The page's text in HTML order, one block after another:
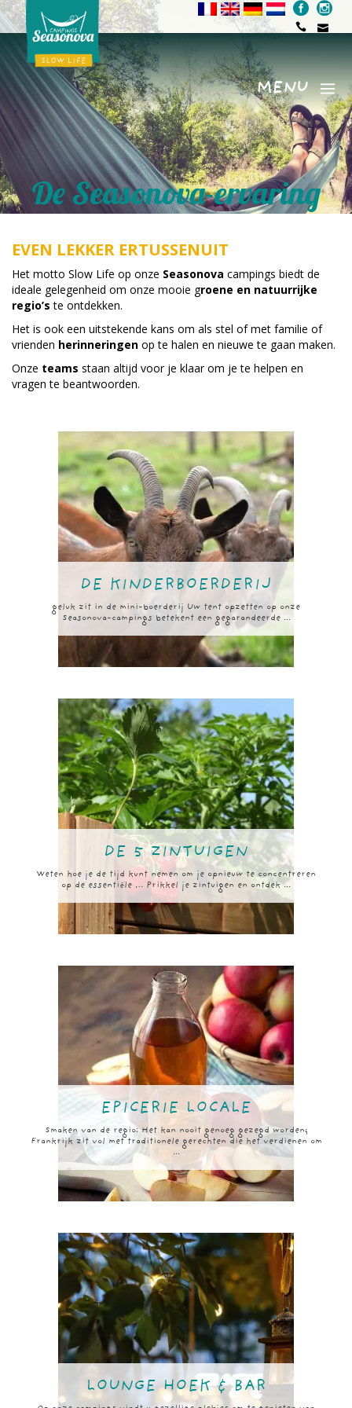
Menu
MENU
De Seasonova-ervaring
EVEN LEKKER ERTUSSENUIT
Het motto Slow Life op onze Seasonova campings biedt de
ideale gelegenheid om onze mooie groene en natuurrijke
regio’s te ontdekken.
Het is ook een uitstekende kans om als stel of met familie of
vrienden herinneringen op te halen en nieuwe te gaan maken.
Onze teams staan altijd voor je klaar om je te helpen en
vragen te beantwoorden.
DE KINDERBOERDERIJ
geluk zit in de mini-boerderij Uw tent opzetten op onze
Seasonova-campings betekent een gegarandeerde ...
DE 5 ZINTUIGEN
Weten hoe je de tijd kunt nemen om je opnieuw te concentreren
op de essentiële … Prikkel je zintuigen en ontdek ...
EPICERIE LOCALE
Smaken van de regio: Het kan nooit genoeg gezegd worden;
Frankrijk zit vol met traditionele gerechten die het verdienen om
...
LOUNGE HOEK & BAR